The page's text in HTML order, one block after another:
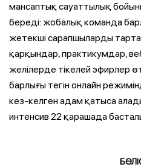
мансаптық сауаттылық
береді: жобалық команда
жетекші сарапшыларды
қарқындар, практикумдар,
желілерде тікелей эфирлер
барлығы тегін онлайн
кез-келген адам қатыса
интенсив 22 қарашада